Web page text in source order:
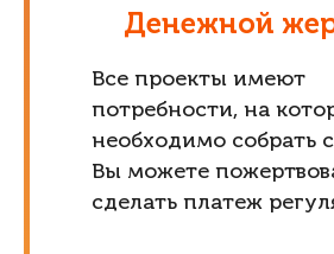
Денежной
Все проекты имеют
потребности, на
необходимо собрать
Вы можете
сделать платеж